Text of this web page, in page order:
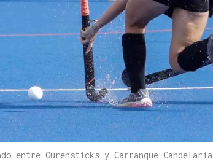
entre Ourensticks y Carranque Candelaria